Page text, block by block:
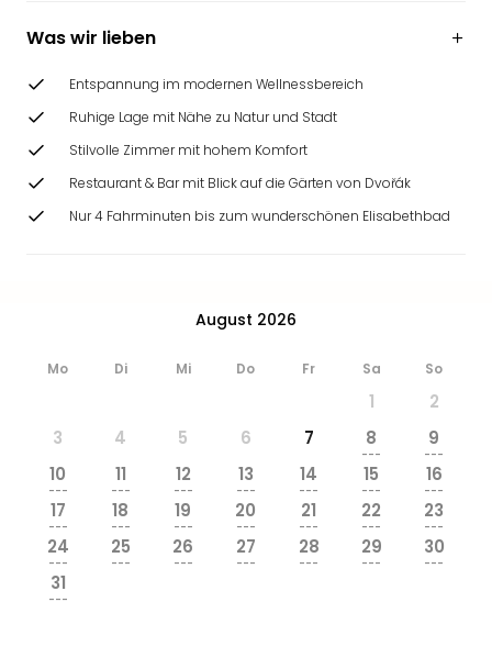
Was wir lieben
Entspannung im modernen Wellnessbereich
Ruhige Lage mit Nähe zu Natur und Stadt
Stilvolle Zimmer mit hohem Komfort
Restaurant & Bar mit Blick auf die Gärten von Dvořák
Nur 4 Fahrminuten bis zum wunderschönen Elisabethbad
August 2026
Mo Di Mi Do Fr Sa So
1
2
3
4 5 6 7 8
---
9
---
10
---
11
---
12
---
13
---
14
---
15
---
16
---
17
---
18
---
19
---
20
---
21
---
22
---
23
---
24
---
25
---
26
---
27
---
28
---
29
---
30
---
31
---